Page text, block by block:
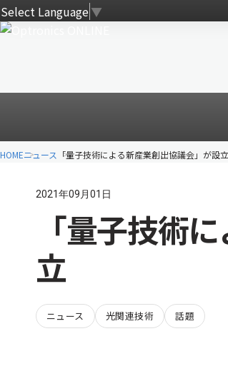
Select Language▼
HOMEニュース 「量子技術による新産業創出協議会」が設立
2021年09月01日
「量子技術
立
ニュース 光関連技術 話題